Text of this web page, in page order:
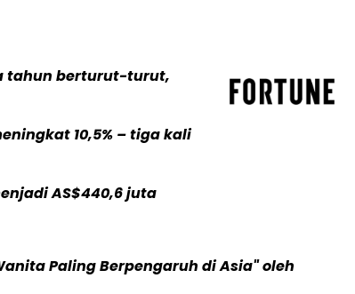
tahun berturut-turut,
10,5% – tiga kali
AS$440,6 juta
Paling Berpengaruh di Asia" oleh